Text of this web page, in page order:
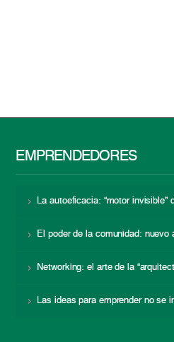
EMPRENDEDORES
La autoeficacia: “motor invisible”
El poder de la comunidad: nuevo
Networking: el arte de la
Las ideas para emprender no se